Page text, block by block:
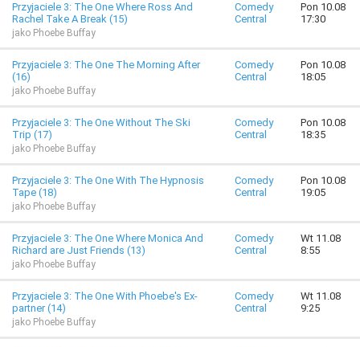
Przyjaciele 3: The One Where Ross And
Rachel Take A Break (15)
jako Phoebe Buffay
Comedy
Central
Pon 10.08
17:30
Przyjaciele 3: The One The Morning After
(16)
jako Phoebe Buffay
Comedy
Central
Pon 10.08
18:05
Przyjaciele 3: The One Without The Ski
Trip (17)
jako Phoebe Buffay
Comedy
Central
Pon 10.08
18:35
Przyjaciele 3: The One With The Hypnosis
Tape (18)
jako Phoebe Buffay
Comedy
Central
Pon 10.08
19:05
Przyjaciele 3: The One Where Monica And
Richard are Just Friends (13)
jako Phoebe Buffay
Comedy
Central
Wt 11.08
8:55
Przyjaciele 3: The One With Phoebe's Ex-
partner (14)
jako Phoebe Buffay
Comedy
Central
Wt 11.08
9:25